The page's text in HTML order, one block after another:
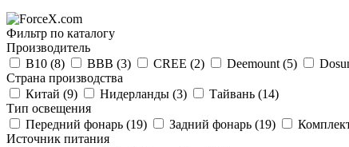
Фильтр по каталогу
Производитель
B10 (8) BBB (3) CREE (2) Deemount (5)
Страна производства
Китай (9) Нидерланды (3) Тайвань (14)
Тип освещения
Передний фонарь (19) Задний фонарь (19)
Источник питания